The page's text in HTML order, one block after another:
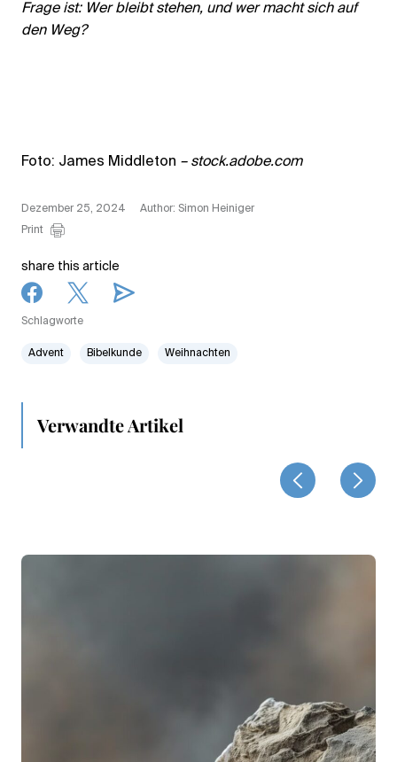
Frage ist: Wer bleibt stehen, und wer macht sich auf
den Weg?
Foto: James Middleton – stock.adobe.com
Dezember 25, 2024
Author: Simon Heiniger
Print
share this article
Schlagworte
Advent Bibelkunde Weihnachten
Verwandte Artikel